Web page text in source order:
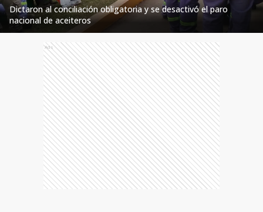
Dictaron al conciliación obligatoria y se desactivó el paro
nacional de aceiteros
Ads